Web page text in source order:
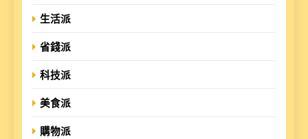
生活派
省錢派
科技派
美食派
購物派